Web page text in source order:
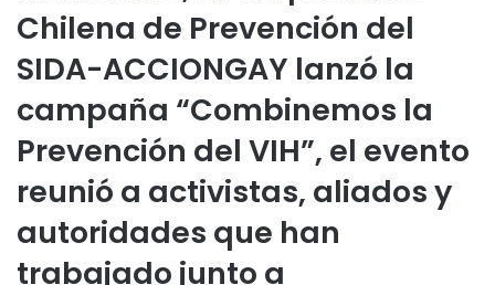
Chilena de Prevención del
SIDA-ACCIONGAY lanzó la
campaña “Combinemos la
Prevención del VIH”, el evento
reunió a activistas, aliados y
autoridades que han
trabajado junto a